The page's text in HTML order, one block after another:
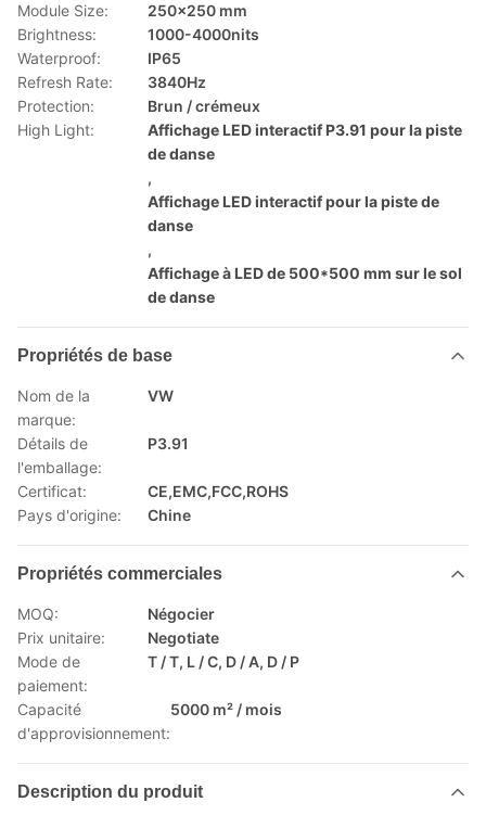
Module Size:
250x250 mm
Brightness:
1000-4000nits
Waterproof:
IP65
Refresh Rate:
3840Hz
Protection:
Brun / crémeux
High Light:
Affichage LED interactif P3.91 pour la piste
de danse
,
Affichage LED interactif pour la piste de
danse
,
Affichage à LED de 500*500 mm sur le sol
de danse
Propriétés de base
Nom de la
marque:
VW
Détails de
l'emballage:
P3.91
Certificat:
CE,EMC,FCC,ROHS
Pays d'origine:
Chine
Propriétés commerciales
MOQ:
Négocier
Prix unitaire:
Negotiate
Mode de
paiement:
T / T, L / C, D / A, D / P
Capacité
d'approvisionnement:
5000 m² / mois
Description du produit